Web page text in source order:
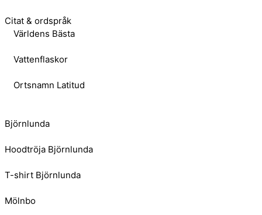
Citat & ordspråk
Världens Bästa
Vattenflaskor
Ortsnamn Latitud
Björnlunda
Hoodtröja Björnlunda
T-shirt Björnlunda
Mölnbo